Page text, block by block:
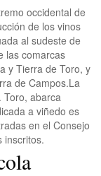
occidental de
de los vinos
al sudeste de
las comarcas
y Tierra de Toro, y
de Campos.La
Toro, abarca
a viñedo es
en el Consejo
inscritos.